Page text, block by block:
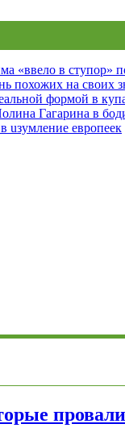
«ввело в ступор»
похожих на своих
формой в
Гагарина в
uзумление европеек